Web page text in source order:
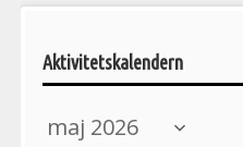
Aktivitetskalendern